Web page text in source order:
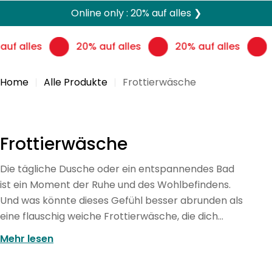
Online only : 20% auf alles ❯
alles 20% auf alles 20% auf alles
Home Alle Produkte Frottierwäsche
S
a
m
m
l
u
Frottierwäsche
Die tägliche Dusche oder ein entspannendes Bad
ist ein Moment der Ruhe und des Wohlbefindens.
Und was könnte dieses Gefühl besser abrunden als
eine flauschig weiche Frottierwäsche, die dich
sanft umhüllt und sofort trocknet? Bei micasa
findest du eine erlesene Auswahl an
Mehr lesen